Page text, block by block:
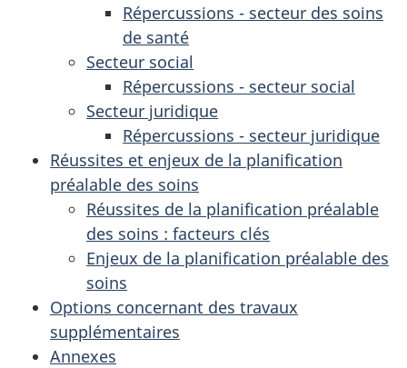
Répercussions - secteur des soins
de santé
Secteur social
Répercussions - secteur social
Secteur juridique
Répercussions - secteur juridique
Réussites et enjeux de la planification
préalable des soins
Réussites de la planification préalable
des soins : facteurs clés
Enjeux de la planification préalable des
soins
Options concernant des travaux
supplémentaires
Annexes